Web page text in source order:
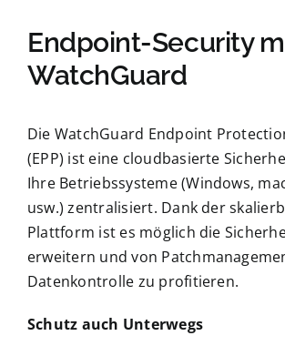
Endpoint-Security
WatchGuard
Die WatchGuard Endpoint
(EPP) ist eine cloudbasierte
Ihre Betriebssysteme (Windows,
usw.) zentralisiert. Dank der
Plattform ist es möglich die
erweitern und von
Datenkontrolle zu profitieren.
Schutz auch Unterwegs